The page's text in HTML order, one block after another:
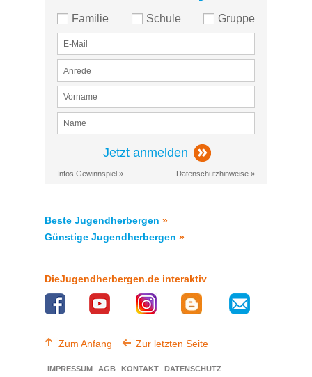
Familie Schule Gruppe
Jetzt anmelden
Infos Gewinnspiel » Datenschutzhinweise »
Beste Jugendherbergen »
Günstige Jugendherbergen »
DieJugendherbergen.de interaktiv
Zum Anfang Zur letzten Seite
IMPRESSUM AGB KONTAKT DATENSCHUTZ